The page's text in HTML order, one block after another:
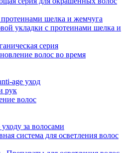
шелка и жемчуга
укладки с протеинами шелка и
серия
волос во время
age уход
рук
волос
за волосами
система для осветления волос